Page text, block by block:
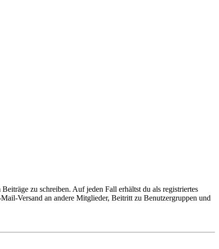
zu schreiben. Auf jeden Fall erhältst du als registriertes
Versand an andere Mitglieder, Beitritt zu Benutzergruppen und